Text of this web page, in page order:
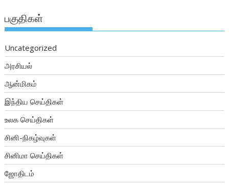
பகுதிகள்
Uncategorized
அரசியல்
ஆன்மிகம்
இந்திய செய்திகள்
உலக செய்திகள்
சினி-நிகழ்வுகள்
சினிமா செய்திகள்
ஜோதிடம்